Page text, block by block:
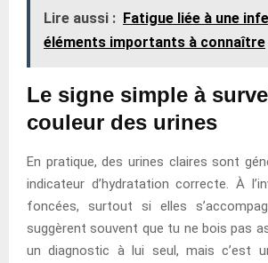
Lire aussi : Fatigue liée à une
éléments importants à connaître
Le signe simple à
couleur des urines
En pratique, des urines claires sont
indicateur d’hydratation correcte. À
foncées, surtout si elles
suggèrent souvent que tu ne bois pas
un diagnostic à lui seul, mais c’est